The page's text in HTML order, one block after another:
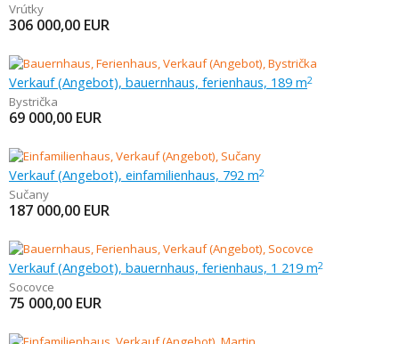
Vrútky
306 000,00 EUR
Verkauf (Angebot), bauernhaus, ferienhaus, 189 m2
Bystrička
69 000,00 EUR
Verkauf (Angebot), einfamilienhaus, 792 m2
Sučany
187 000,00 EUR
Verkauf (Angebot), bauernhaus, ferienhaus, 1 219 m2
Socovce
75 000,00 EUR